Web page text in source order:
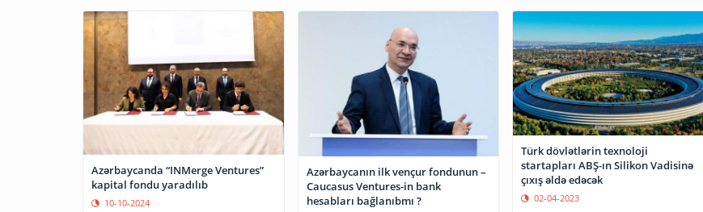
Azərbaycanda “INMerge Ventures”
kapital fondu yaradılıb
10-10-2024
Azərbaycanın ilk vençur fondunun –
Caucasus Ventures-in bank
hesabları bağlanıbmı ?
Türk dövlətlərin texnoloji
startapları ABŞ-ın Silikon Vadisinə
çıxış əldə edəcək
02-04-2023